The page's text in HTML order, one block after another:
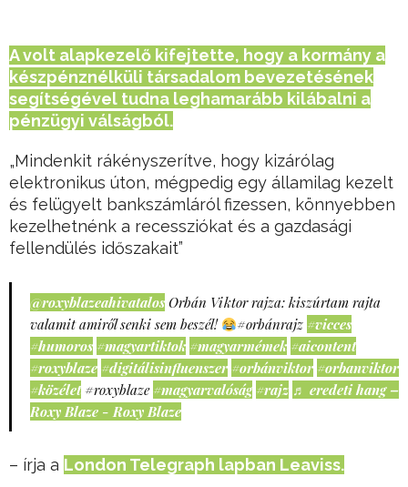
A volt alapkezelő kifejtette, hogy a kormány a
készpénznélküli társadalom bevezetésének
segítségével tudna leghamarább kilábalni a
pénzügyi válságból.
„Mindenkit rákényszerítve, hogy kizárólag
elektronikus úton, mégpedig egy államilag kezelt
és felügyelt bankszámláról fizessen, könnyebben
kezelhetnénk a recessziókat és a gazdasági
fellendülés időszakait”
@roxyblazeahivatalos Orbán Viktor rajza: kiszúrtam rajta
valamit amiről senki sem beszél!
#orbánrajz #vicces
#humoros #magyartiktok #magyarmémek #aicontent
#roxyblaze #digitálisinfluenszer #orbánviktor #orbanviktor
#közélet #roxyblaze #magyarvalóság #rajz ♬ eredeti hang –
Roxy Blaze - Roxy Blaze
– írja a London Telegraph lapban Leaviss.